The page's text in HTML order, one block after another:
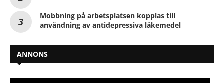
Mobbning på arbetsplatsen kopplas till
användning av antidepressiva läkemedel
ANNONS